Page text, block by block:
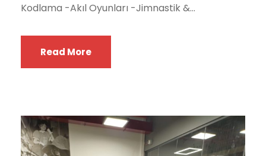
Kodlama -Akıl Oyunları -Jimnastik &...
Read More